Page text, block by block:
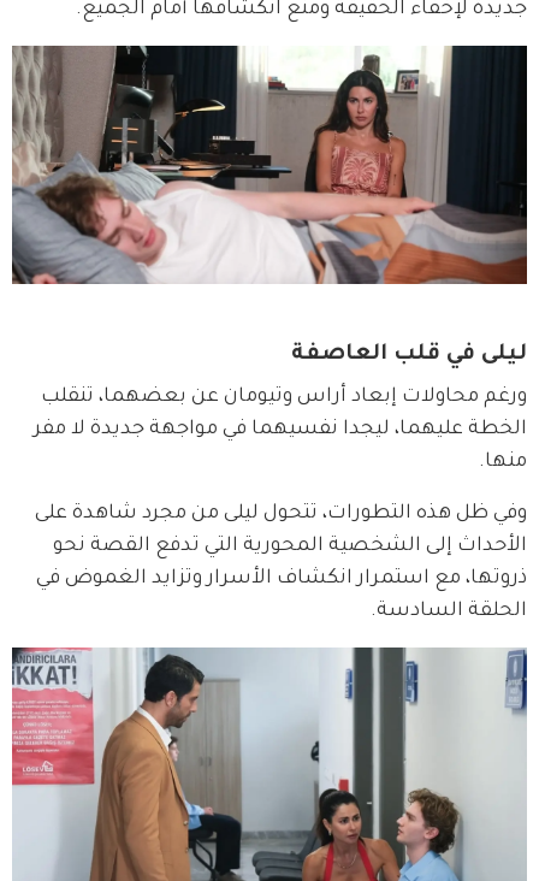
جديدة لإخفاء الحقيقة ومنع انكشافها أمام الجميع.
ليلى في قلب العاصفة
ورغم محاولات إبعاد أراس وتيومان عن بعضهما، تنقلب
الخطة عليهما، ليجدا نفسيهما في مواجهة جديدة لا مفر
منها.
وفي ظل هذه التطورات، تتحول ليلى من مجرد شاهدة على
الأحداث إلى الشخصية المحورية التي تدفع القصة نحو
ذروتها، مع استمرار انكشاف الأسرار وتزايد الغموض في
الحلقة السادسة.